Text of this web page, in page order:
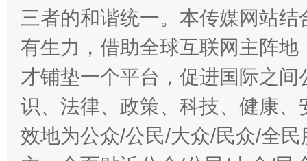
三者的和谐统一。本传媒网站
有生力，借助全球互联网主阵
才铺垫一个平台，促进国际之
识、法律、政策、科技、健康
效地为公众/公民/大众/民众/全